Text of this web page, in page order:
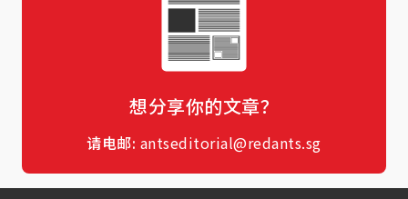
想分享你的文章？
请电邮: antseditorial@redants.sg